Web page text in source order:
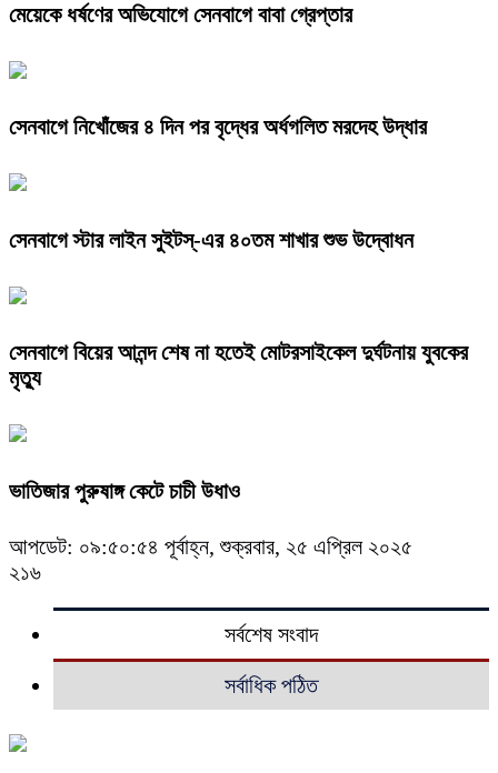
মেয়েকে ধর্ষণের অভিযোগে সেনবাগে বাবা গ্রেপ্তার
সেনবাগে নিখোঁজের ৪ দিন পর বৃদ্ধের অর্ধগলিত মরদেহ উদ্ধার
সেনবাগে স্টার লাইন সুইটস্-এর ৪০তম শাখার শুভ উদ্বোধন
সেনবাগে বিয়ের আনন্দ শেষ না হতেই মোটরসাইকেল দুর্ঘটনায় যুবকের
মৃত্যু
ভাতিজার পুরুষাঙ্গ কেটে চাচী উধাও
আপডেট: ০৯:৫০:৫৪ পূর্বাহ্ন, শুক্রবার, ২৫ এপ্রিল ২০২৫
২১৬
সর্বশেষ সংবাদ
সর্বাধিক পঠিত